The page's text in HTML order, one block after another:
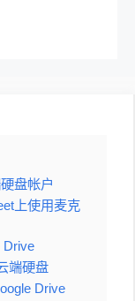
盘帐户
上使用麦克
Drive
端硬盘
Drive